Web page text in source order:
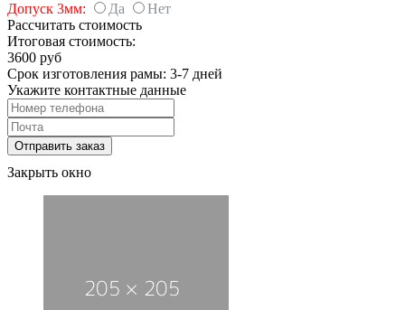
Допуск 3мм: Да
Нет
Рассчитать стоимость
Итоговая стоимость:
3600 руб
Срок изготовления рамы: 3-7 дней
Укажите контактные данные
Закрыть окно